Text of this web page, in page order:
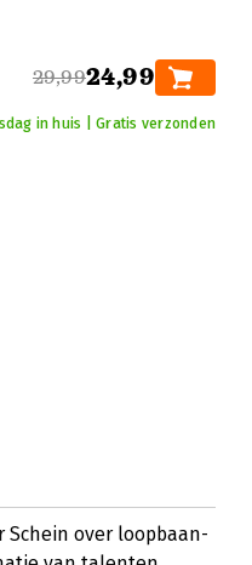
29,9924,99
in huis | Gratis verzonden
Schein over loopbaan-